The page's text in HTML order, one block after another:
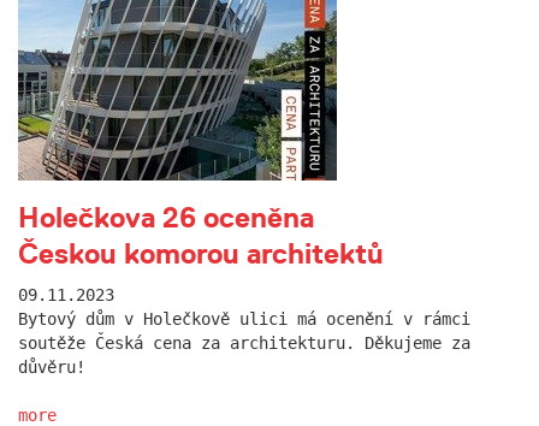
Holečkova 26 oceněna
Českou komorou architektů
09.11.2023
Bytový dům v Holečkově ulici má ocenění v rámci
soutěže Česká cena za architekturu. Děkujeme za
důvěru!
more